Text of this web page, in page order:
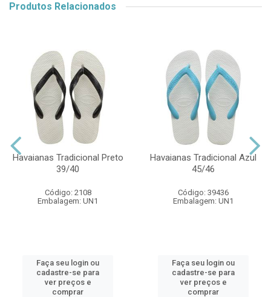
Produtos Relacionados
Havaianas Tradicional Preto
39/40
Código: 2108
Embalagem: UN1
Faça seu login ou
cadastre-se para
ver preços e
comprar
Havaianas Tradicional Azul
45/46
Código: 39436
Embalagem: UN1
Faça seu login ou
cadastre-se para
ver preços e
comprar